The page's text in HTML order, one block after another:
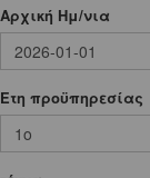
Αρχική Ημ/νια
Ετη προϋπηρεσίας